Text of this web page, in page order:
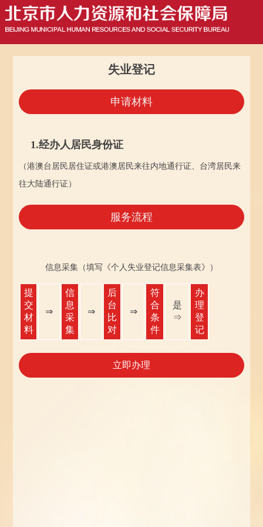
失业登记
申请材料
1.经办人居民身份证
（港澳台居民居住证或港澳居民来往内地通行证、台湾居民来
往大陆通行证）
服务流程
信息采集（填写《个人失业登记信息采集表》）
提
交
材
料
⇒
信
息
采
集
⇒
后
台
比
对
⇒
符
合
条
件
是
⇒
办
理
登
记
立即办理